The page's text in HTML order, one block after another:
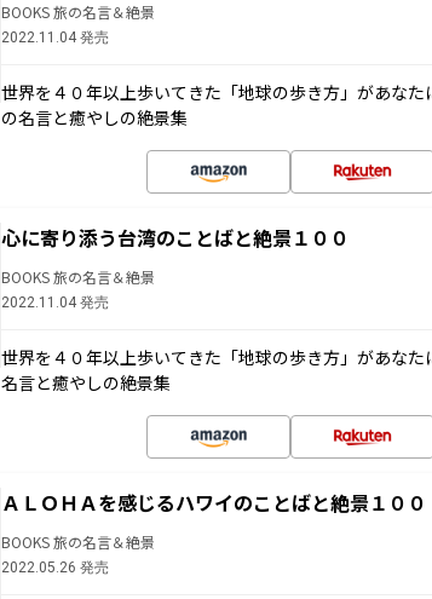
BOOKS 旅の名言＆絶景
2022.11.04 発売
世界を４０年以上歩いてきた「地球の歩き方」があな
の名言と癒やしの絶景集
心に寄り添う台湾のことばと絶景１００
BOOKS 旅の名言＆絶景
2022.11.04 発売
世界を４０年以上歩いてきた「地球の歩き方」があな
名言と癒やしの絶景集
ＡＬＯＨＡを感じるハワイのことばと絶景１００
BOOKS 旅の名言＆絶景
2022.05.26 発売